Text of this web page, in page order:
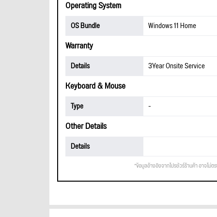
Operating System
OS Bundle Windows 11 Home
Warranty
Details 3Year Onsite Service
Keyboard & Mouse
Type -
Other Details
Details
*ข้อมูลอ้างอิงจากโปรชัวร์ร้านค้า อาจไม่